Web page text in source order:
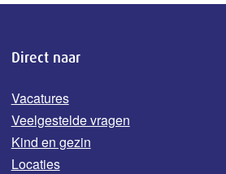
Direct naar
Vacatures
Veelgestelde vragen
Kind en gezin
Locaties